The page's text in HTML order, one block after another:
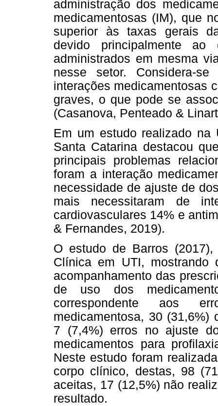
administração dos
medicamentosas (IM), que
superior às taxas gerais
devido principalmente ao
administrados em mesma
nesse setor. Considera-
interações medicamentosas
graves, o que pode se
(Casanova, Penteado &
Em um estudo realizado
Santa Catarina destacou
principais problemas
foram a interação
necessidade de ajuste de
mais necessitaram de
cardiovasculares 14% e
& Fernandes, 2019).
O estudo de Barros
Clínica em UTI, mostrando
acompanhamento das
de uso dos
correspondente aos
medicamentosa, 30 (31,6%)
7 (7,4%) erros no ajuste
medicamentos para
Neste estudo foram
corpo clínico, destas, 98
aceitas, 17 (12,5%) não
resultado.